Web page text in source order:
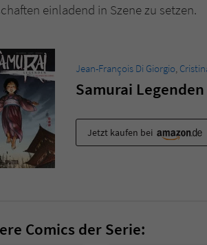
einladend in Szene zu setzen.
Jean-François Di Giorgio,
Samurai
Jetzt kaufen bei
Comics der Serie: